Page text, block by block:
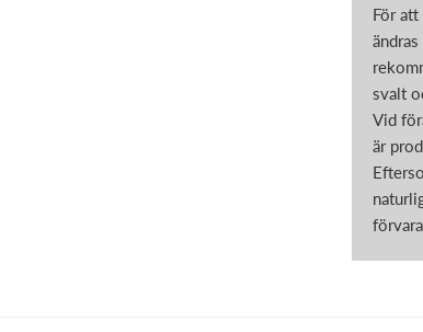
För
svalt
Vid
är